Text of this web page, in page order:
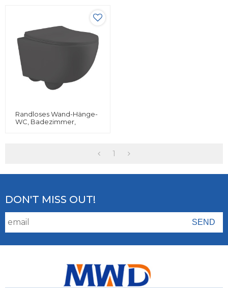
Randloses Wand-Hänge-
WC, Badezimmer,
1
DON'T MISS OUT!